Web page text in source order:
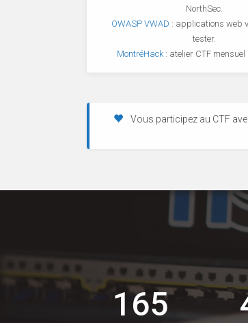
NorthSec.
OWASP VWAD : applications web
tester.
MontréHack: atelier CTF mensuel
Vous participez au CTF
165